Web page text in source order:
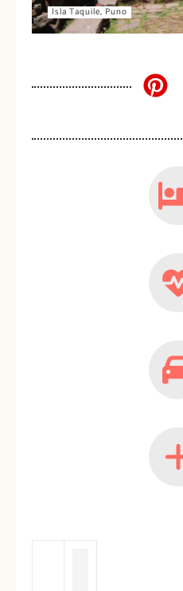
Isla Taquile, Puno